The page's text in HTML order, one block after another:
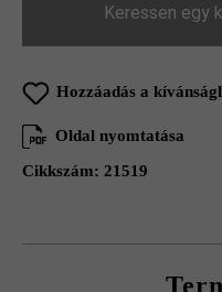
Keressen egy
Hozzáadás a
Oldal nyomtatása
Cikkszám: 21519